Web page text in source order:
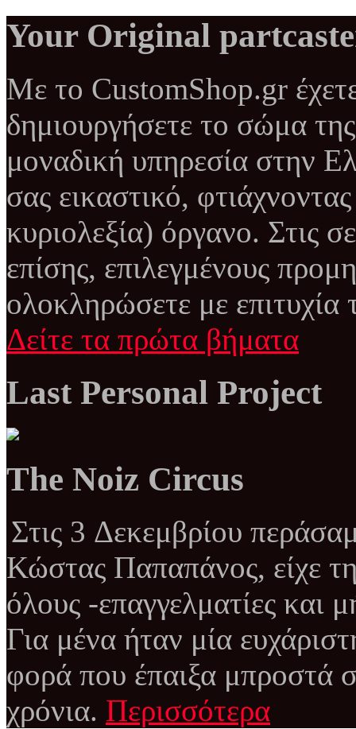
Your Original
Με το CustomShop.gr
δημιουργήσετε το σώμα
μοναδική υπηρεσία στην
σας εικαστικό,
κυριολεξία) όργανο. Στις
επίσης, επιλεγμένους
ολοκληρώσετε με
Δείτε τα πρώτα βήματα
Last Personal Project
The Noiz Circus
Στις 3 Δεκεμβρίου
Κώστας Παπαπάνος, είχε
όλους -επαγγελματίες και
Για μένα ήταν μία
φορά που έπαιξα μπροστά
χρόνια. Περισσότερα